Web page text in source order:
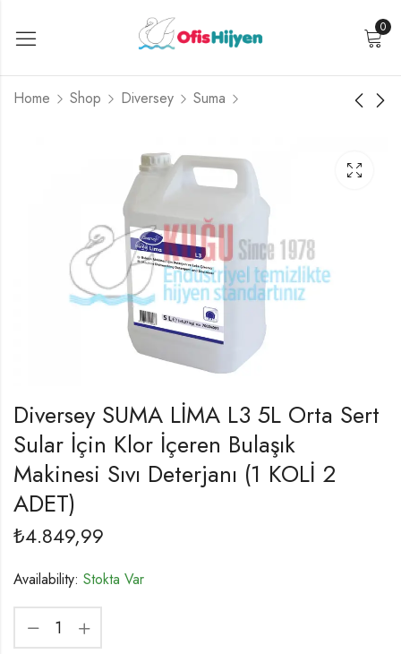
0
Home Shop Diversey Suma
Diversey Suma Lima
L3 Bulaşık Makinesi
Deterjanı 25 L
9.599,99
L1.7 20 Litre Sanayi
₺9.499,99
Diversey SUMA LİMA L3 5L Orta Sert
Sular İçin Klor İçeren Bulaşık
Makinesi Sıvı Deterjanı (1 KOLİ 2
ADET)
₺4.849,99
Availability: Stokta Var